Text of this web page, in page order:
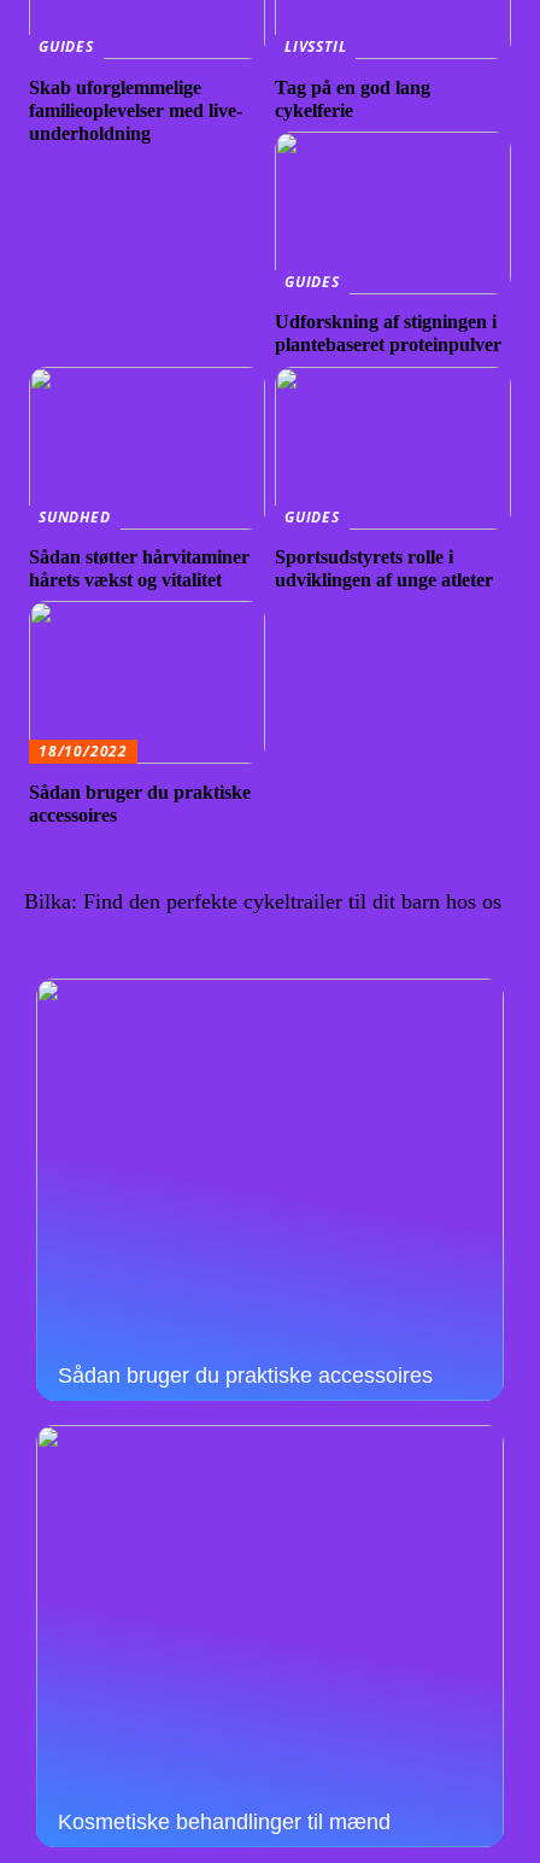
GUIDES
Skab uforglemmelige
familieoplevelser med live-
underholdning
LIVSSTIL
Tag på en god lang
cykelferie
GUIDES
Udforskning af stigningen i
plantebaseret proteinpulver
SUNDHED
Sådan støtter hårvitaminer
hårets vækst og vitalitet
GUIDES
Sportsudstyrets rolle i
udviklingen af unge atleter
18/10/2022
Sådan bruger du praktiske
accessoires
Bilka: Find den perfekte cykeltrailer til dit barn hos os
Sådan bruger du praktiske accessoires
Kosmetiske behandlinger til mænd